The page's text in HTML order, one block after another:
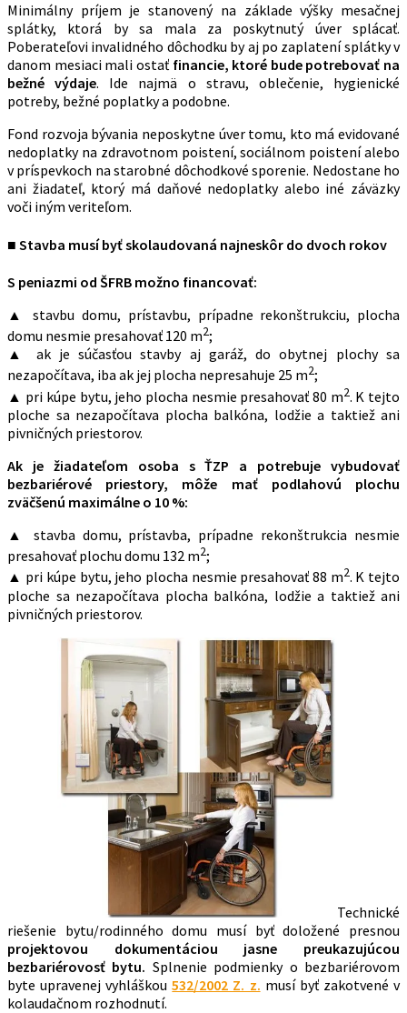
Minimálny príjem je stanovený na základe výšky mesačnej
splátky, ktorá by sa mala za poskytnutý úver splácať.
Poberateľovi invalidného dôchodku by aj po zaplatení splátky v
danom mesiaci mali ostať financie, ktoré bude potrebovať na
bežné výdaje. Ide najmä o stravu, oblečenie, hygienické
potreby, bežné poplatky a podobne.
Fond rozvoja bývania neposkytne úver tomu, kto má evidované
nedoplatky na zdravotnom poistení, sociálnom poistení alebo
v príspevkoch na starobné dôchodkové sporenie. Nedostane ho
ani žiadateľ, ktorý má daňové nedoplatky alebo iné záväzky
voči iným veriteľom.
■ Stavba musí byť skolaudovaná najneskôr do dvoch rokov
S peniazmi od ŠFRB možno financovať:
▲ stavbu domu, prístavbu, prípadne rekonštrukciu, plocha
domu nesmie presahovať 120 m2;
▲ ak je súčasťou stavby aj garáž, do obytnej plochy sa
nezapočítava, iba ak jej plocha nepresahuje 25 m2;
▲ pri kúpe bytu, jeho plocha nesmie presahovať 80 m2. K tejto
ploche sa nezapočítava plocha balkóna, lodžie a taktiež ani
pivničných priestorov.
Ak je žiadateľom osoba s ŤZP a potrebuje vybudovať
bezbariérové priestory, môže mať podlahovú plochu
zväčšenú maximálne o 10 %:
▲ stavba domu, prístavba, prípadne rekonštrukcia nesmie
presahovať plochu domu 132 m2;
▲ pri kúpe bytu, jeho plocha nesmie presahovať 88 m2. K tejto
ploche sa nezapočítava plocha balkóna, lodžie a taktiež ani
pivničných priestorov.
Technické
riešenie bytu/rodinného domu musí byť doložené presnou
projektovou dokumentáciou jasne preukazujúcou
bezbariérovosť bytu. Splnenie podmienky o bezbariérovom
byte upravenej vyhláškou532/2002 Z. z. musí byť zakotvené v
kolaudačnom rozhodnutí.